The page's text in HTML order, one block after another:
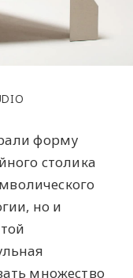
форму
столика
но и
множество